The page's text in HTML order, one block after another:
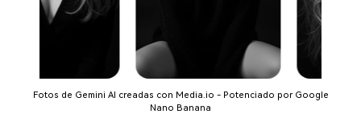
Fotos de Gemini AI creadas con Media.io - Potenciado por Google
Nano Banana